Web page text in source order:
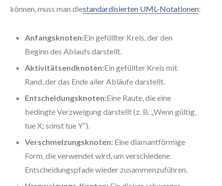
können, muss man diestandardisierten UML-Notationen:
Anfangsknoten:Ein gefüllter Kreis, der den
Beginn des Ablaufs darstellt.
Aktivitätsendknoten:Ein gefüllter Kreis mit
Rand, der das Ende aller Abläufe darstellt.
Entscheidungsknoten:Eine Raute, die eine
bedingte Verzweigung darstellt (z. B. „Wenn gültig,
tue X; sonst tue Y“).
Verschmelzungsknoten: Eine diamantförmige
Form, die verwendet wird, um verschiedene
Entscheidungspfade wieder zusammenzuführen.